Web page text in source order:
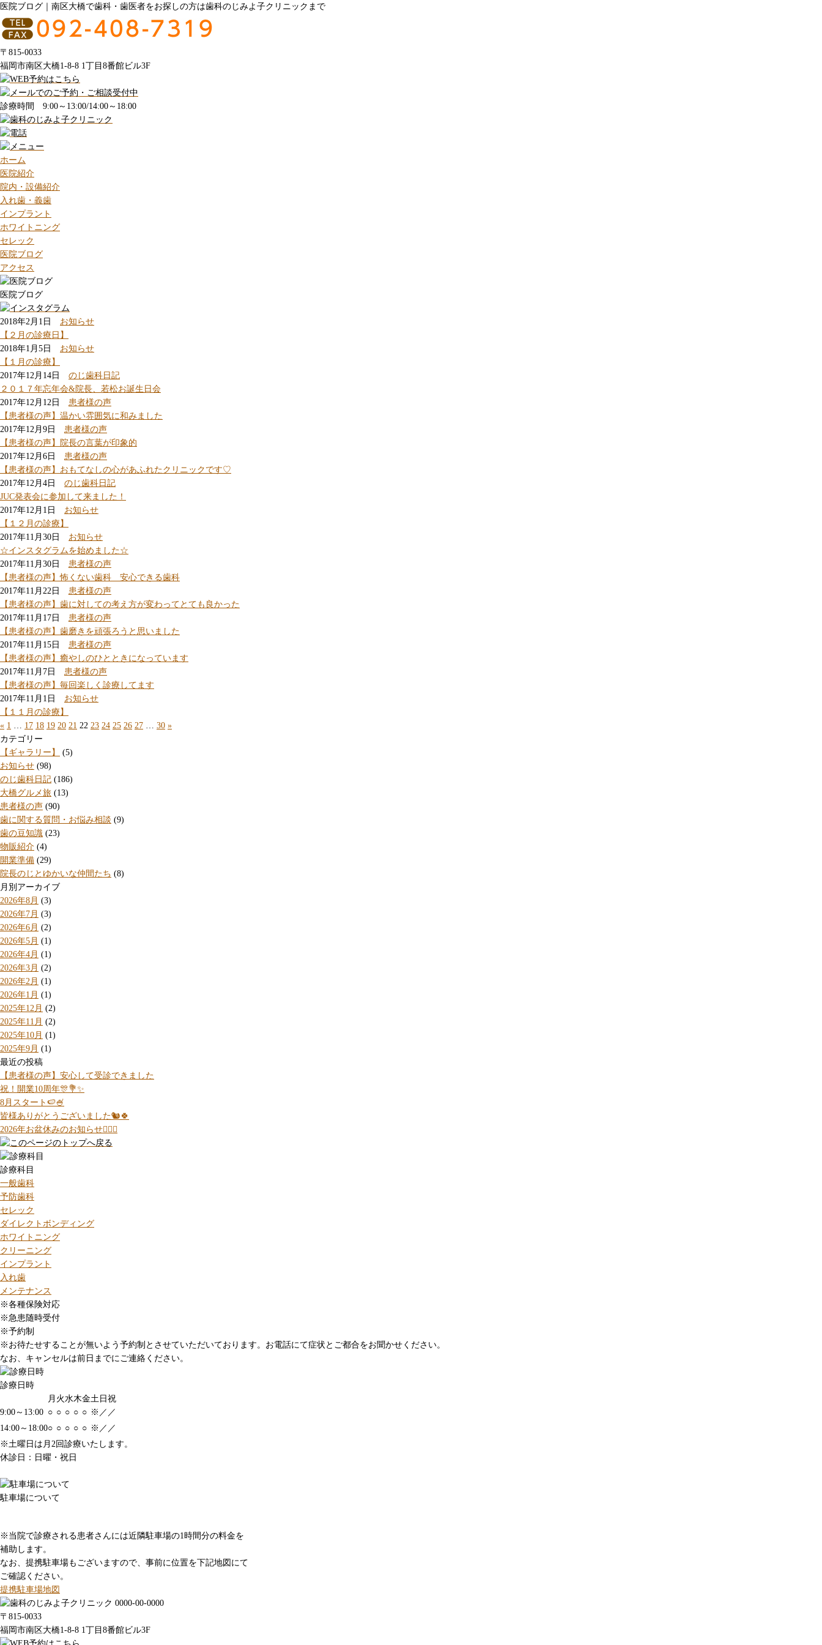
医院ブログ｜南区大橋で歯科・歯医者をお探しの方は歯科のじみよ子クリニックまで
〒815-0033
福岡市南区大橋1-8-8 1丁目8番館ビル3F
診療時間 9:00～13:00/14:00～18:00
ホーム
医院紹介
院内・設備紹介
入れ歯・義歯
インプラント
ホワイトニング
セレック
医院ブログ
アクセス
医院ブログ
2018年2月1日 お知らせ
【２月の診療日】
2018年1月5日 お知らせ
【１月の診療】
2017年12月14日 のじ歯科日記
２０１７年忘年会&院長、若松お誕生日会
2017年12月12日 患者様の声
【患者様の声】温かい雰囲気に和みました
2017年12月9日 患者様の声
【患者様の声】院長の言葉が印象的
2017年12月6日 患者様の声
【患者様の声】おもてなしの心があふれたクリニックです♡
2017年12月4日 のじ歯科日記
JUC発表会に参加して来ました！
2017年12月1日 お知らせ
【１２月の診療】
2017年11月30日 お知らせ
☆インスタグラムを始めました☆
2017年11月30日 患者様の声
【患者様の声】怖くない歯科 安心できる歯科
2017年11月22日 患者様の声
【患者様の声】歯に対しての考え方が変わってとても良かった
2017年11月17日 患者様の声
【患者様の声】歯磨きを頑張ろうと思いました
2017年11月15日 患者様の声
【患者様の声】癒やしのひとときになっています
2017年11月7日 患者様の声
【患者様の声】毎回楽しく診療してます
2017年11月1日 お知らせ
【１１月の診療】
« 1 … 17 18 19 20 21 22 23 24 25 26 27 … 30 »
カテゴリー
【ギャラリー】
(5)
お知らせ (98)
のじ歯科日記 (186)
大橋グルメ旅 (13)
患者様の声 (90)
歯に関する質問・お悩み相談 (9)
歯の豆知識 (23)
物販紹介 (4)
開業準備 (29)
院長のじとゆかいな仲間たち (8)
月別アーカイブ
2026年8月 (3)
2026年7月 (3)
2026年6月 (2)
2026年5月 (1)
2026年4月 (1)
2026年3月 (2)
2026年2月 (1)
2026年1月 (1)
2025年12月 (2)
2025年11月 (2)
2025年10月 (1)
2025年9月 (1)
最近の投稿
【患者様の声】安心して受診できました
祝！開業10周年🎊💐✨
8月スタート🍉🍧
皆様ありがとうございました🐿️🍀
2026年お盆休みのお知らせ💁🏻‍♀️
診療科目
一般歯科
予防歯科
セレック
ダイレクトボンディング
ホワイトニング
クリーニング
インプラント
入れ歯
メンテナンス
※各種保険対応
※急患随時受付
※予約制
※お待たせすることが無いよう予約制とさせていただいております。お電話にて症状とご都合をお聞かせください。
なお、キャンセルは前日までにご連絡ください。
診療日時
月 火水木金土 日 祝
9:00～13:00 ○ ○ ○ ○ ○ ※ ／ ／
14:00～18:00○ ○ ○ ○ ○ ※ ／ ／
※土曜日は月2回診療いたします。
休診日：日曜・祝日
駐車場について
※当院で診療される患者さんには近隣駐車場の1時間分の料金を
補助します。
なお、提携駐車場もございますので、事前に位置を下記地図にて
ご確認ください。
提携駐車場地図
〒815-0033
福岡市南区大橋1-8-8 1丁目8番館ビル3F